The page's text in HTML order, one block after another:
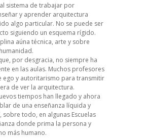
sistema de trabajar por
y aprender arquitectura
algo particular. No se puede ser
siguiendo un esquema rígido.
aúna técnica, arte y sobre
por desgracia, no siempre ha
en las aulas. Muchos profesores
ego y autoritarismo para transmitir
de ver la arquitectura.
tiempos han llegado y ahora
de una enseñanza líquida y
sobre todo, en algunas Escuelas
donde prima la persona y
más humano.